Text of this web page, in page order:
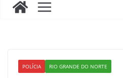
POLÍCIA RIO GRANDE DO NORTE